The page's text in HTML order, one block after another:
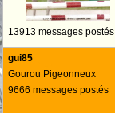
13913 messages postés
gui85
Gourou Pigeonneux
9666 messages postés